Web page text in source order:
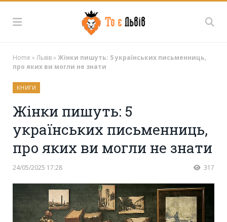
Home »Львів»Жінки пишуть: 5 українських письменниць,
про яких ви могли не знати
КНИГИ
Жінки пишуть: 5
українських письменниць,
про яких ви могли не знати
24/05/2025 17:28 317